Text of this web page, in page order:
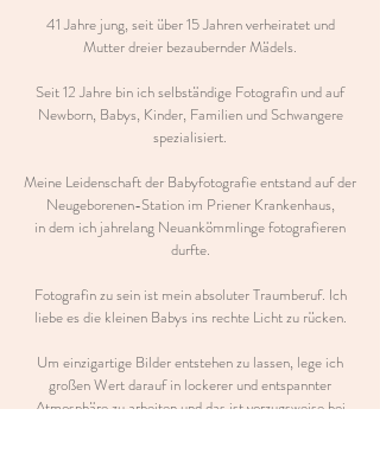
41 Jahre jung, seit über 15 Jahren verheiratet und
Mutter dreier bezaubernder Mädels.
Seit 12 Jahre bin ich selbständige Fotografin und auf
Newborn, Babys, Kinder, Familien und Schwangere
spezialisiert.
Meine Leidenschaft der Babyfotografie entstand auf der
Neugeborenen-Station im Priener Krankenhaus,
in dem ich jahrelang Neuankömmlinge fotografieren
durfte.
Fotografin zu sein ist mein absoluter Traumberuf. Ich
liebe es die kleinen Babys ins rechte Licht zu rücken.
Um einzigartige Bilder entstehen zu lassen, lege ich
großen Wert darauf in lockerer und entspannter
Atmosphäre zu arbeiten und das ist vorzugsweise bei